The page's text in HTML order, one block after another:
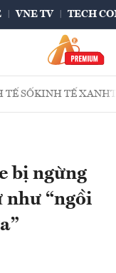
VNE TV TECH
TẾ SỐKINH TẾ XANH
bị ngừng
như “ngồi